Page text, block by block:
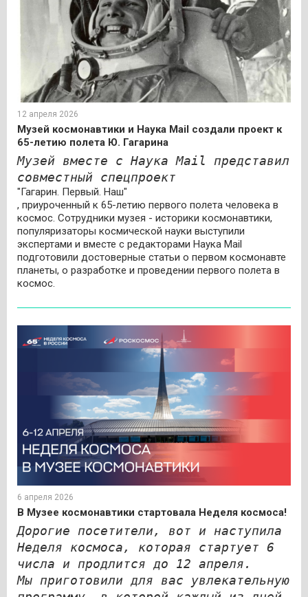
12 апреля 2026
Музей космонавтики и Наука Mail создали проект к
65-летию полета Ю. Гагарина
Музей вместе с Наука Mail представил
совместный спецпроект
"Гагарин. Первый. Наш"
, приуроченный к 65-летию первого полета человека в
космос. Сотрудники музея - историки космонавтики,
популяризаторы космической науки выступили
экспертами и вместе с редакторами Наука Mail
подготовили достоверные статьи о первом космонавте
планеты, о разработке и проведении первого полета в
космос.
6 апреля 2026
В Музее космонавтики стартовала Неделя космоса!
Дорогие посетители, вот и наступила
Неделя космоса, которая стартует 6
числа и продлится до 12 апреля.
Мы приготовили для вас увлекательную